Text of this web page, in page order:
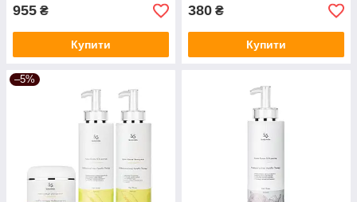
955 ₴
Купити
380 ₴
Купити
–5%